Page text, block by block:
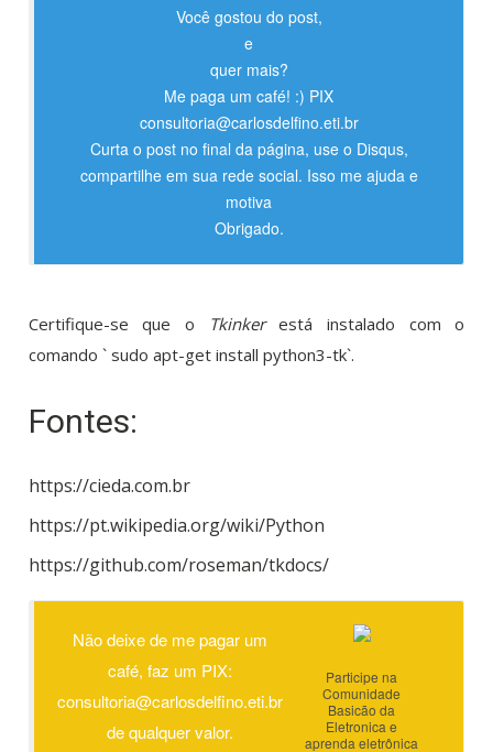
Você gostou do post,
e
quer mais?
Me paga um café! :) PIX
consultoria@carlosdelfino.eti.br
Curta o post no final da página, use o Disqus,
compartilhe em sua rede social. Isso me ajuda e
motiva
Obrigado.
Certifique-se que o Tkinkerestá instalado com o
comando ` sudo apt-get install python3-tk`.
Fontes:
https://cieda.com.br
https://pt.wikipedia.org/wiki/Python
https://github.com/roseman/tkdocs/
Não deixe de me pagar um
café, faz um PIX:
consultoria@carlosdelfino.eti.br
de qualquer valor.
Participe na
Comunidade
Basicão da
Eletronica e
aprenda eletrônica